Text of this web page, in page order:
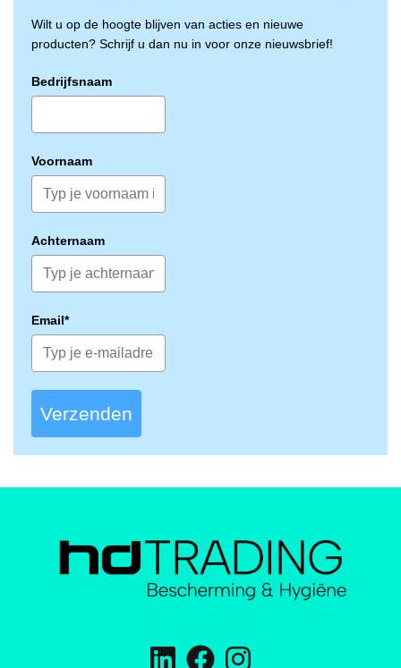
Wilt u op de hoogte blijven van acties en nieuwe
producten? Schrijf u dan nu in voor onze nieuwsbrief!
Bedrijfsnaam
Voornaam
Achternaam
Email*
Verzenden